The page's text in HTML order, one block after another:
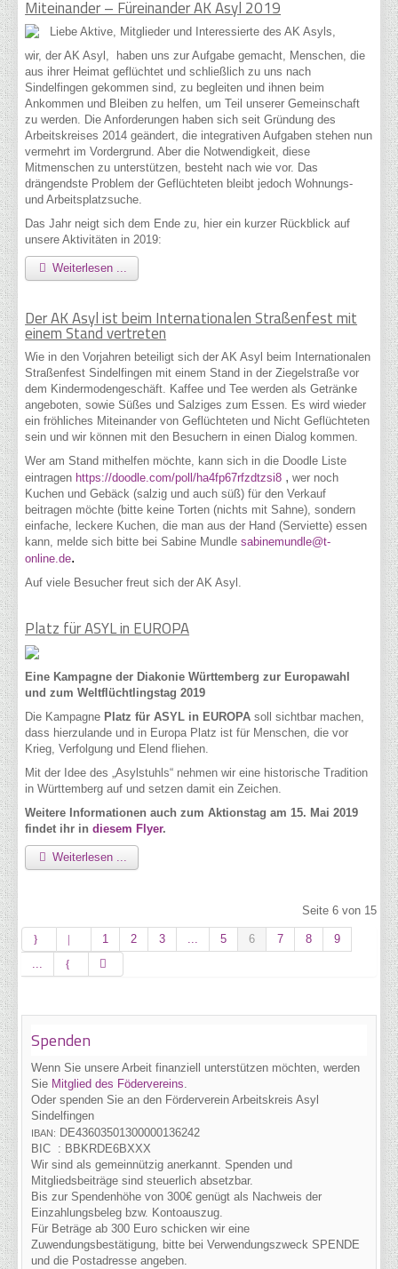
Miteinander – Füreinander AK Asyl 2019
Liebe Aktive, Mitglieder und Interessierte des AK Asyls,
wir, der AK Asyl, haben uns zur Aufgabe gemacht, Menschen, die
aus ihrer Heimat geflüchtet und schließlich zu uns nach
Sindelfingen gekommen sind, zu begleiten und ihnen beim
Ankommen und Bleiben zu helfen, um Teil unserer Gemeinschaft
zu werden. Die Anforderungen haben sich seit Gründung des
Arbeitskreises 2014 geändert, die integrativen Aufgaben stehen nun
vermehrt im Vordergrund. Aber die Notwendigkeit, diese
Mitmenschen zu unterstützen, besteht nach wie vor. Das
drängendste Problem der Geflüchteten bleibt jedoch Wohnungs-
und Arbeitsplatzsuche.
Das Jahr neigt sich dem Ende zu, hier ein kurzer Rückblick auf
unsere Aktivitäten in 2019:
Weiterlesen ...
Der AK Asyl ist beim Internationalen Straßenfest mit
einem Stand vertreten
Wie in den Vorjahren beteiligt sich der AK Asyl beim Internationalen
Straßenfest Sindelfingen mit einem Stand in der Ziegelstraße vor
dem Kindermodengeschäft. Kaffee und Tee werden als Getränke
angeboten, sowie Süßes und Salziges zum Essen. Es wird wieder
ein fröhliches Miteinander von Geflüchteten und Nicht Geflüchteten
sein und wir können mit den Besuchern in einen Dialog kommen.
Wer am Stand mithelfen möchte, kann sich in die Doodle Liste
eintragen https://doodle.com/poll/ha4fp67rfzdtzsi8 , wer noch
Kuchen und Gebäck (salzig und auch süß) für den Verkauf
beitragen möchte (bitte keine Torten (nichts mit Sahne), sondern
einfache, leckere Kuchen, die man aus der Hand (Serviette) essen
kann, melde sich bitte bei Sabine Mundlesabinemundle@t-
online.de.
Auf viele Besucher freut sich der AK Asyl.
Platz für ASYL in EUROPA
Eine Kampagne der Diakonie Württemberg zur Europawahl
und zum Weltflüchtlingstag 2019
Die Kampagne Platz für ASYL in EUROPA soll sichtbar machen,
dass hierzulande und in Europa Platz ist für Menschen, die vor
Krieg, Verfolgung und Elend fliehen.
Mit der Idee des „Asylstuhls“ nehmen wir eine historische Tradition
in Württemberg auf und setzen damit ein Zeichen.
Weitere Informationen auch zum Aktionstag am 15. Mai 2019
findet ihr indiesem Flyer.
Weiterlesen ...
Seite 6 von 15
1 2 3 5 6 7 8
9
Spenden
Wenn Sie unsere Arbeit finanziell unterstützen möchten, werden
Sie Mitglied des Födervereins
Oder spenden Sie an den Förderverein Arbeitskreis Asyl
Sindelfingen
IBAN: DE43603501300000136242
BIC : BBKRDE6BXXX
Wir sind als gemeinnützig anerkannt. Spenden und
Mitgliedsbeiträge sind steuerlich absetzbar.
Bis zur Spendenhöhe von 300€ genügt als Nachweis der
Einzahlungsbeleg bzw. Kontoauszug.
Für Beträge ab 300 Euro schicken wir eine
Zuwendungsbestätigung, bitte bei Verwendungszweck SPENDE
und die Postadresse angeben.